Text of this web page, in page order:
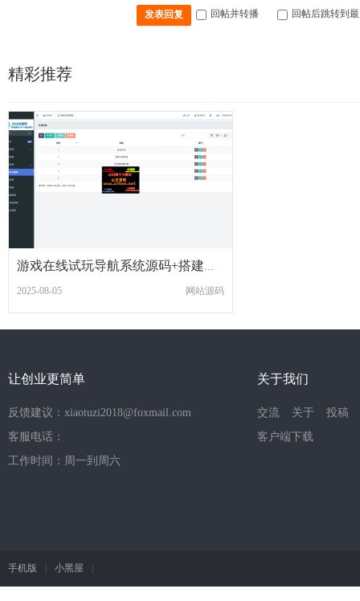
发表回复 回帖并转播 回帖后跳转到
精彩推荐
2025-08-05 网站源码
让创业更简单
反馈建议：xiaotuzi2018@foxmail.com
客服电话：
工作时间：周一到周六
关于我们
交流 关于
投稿
客户端下载
手机版 | 小黑屋 |